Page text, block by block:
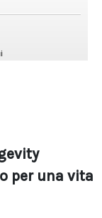
per una vita